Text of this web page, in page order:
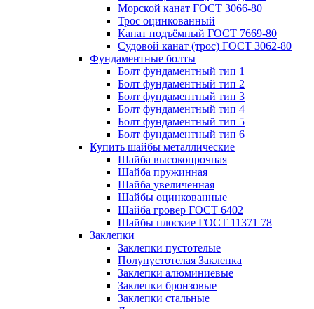
Морской канат ГОСТ 3066-80
Трос оцинкованный
Канат подъёмный ГОСТ 7669-80
Судовой канат (трос) ГОСТ 3062-80
Фундаментные болты
Болт фундаментный тип 1
Болт фундаментный тип 2
Болт фундаментный тип 3
Болт фундаментный тип 4
Болт фундаментный тип 5
Болт фундаментный тип 6
Купить шайбы металлические
Шайба высокопрочная
Шайба пружинная
Шайба увеличенная
Шайбы оцинкованные
Шайба гровер ГОСТ 6402
Шайбы плоские ГОСТ 11371 78
Заклепки
Заклепки пустотелые
Полупустотелая Заклепка
Заклепки алюминиевые
Заклепки бронзовые
Заклепки стальные